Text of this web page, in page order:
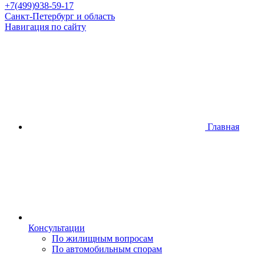
+7(499)938-59-17
Санкт-Петербург и область
Навигация по сайту
Главная
Консультации
По жилищным вопросам
По автомобильным спорам